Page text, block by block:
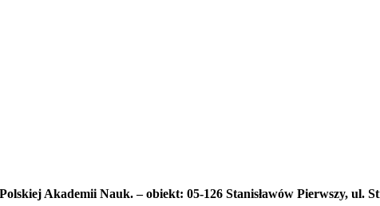
Akademii Nauk. – obiekt: 05-126 Stanisławów Pierwszy, ul.